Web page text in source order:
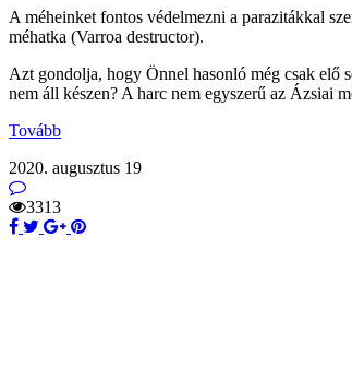
A méheinket fontos védelmezni a parazitákkal
méhatka (Varroa destructor).
Azt gondolja, hogy Önnel hasonló még csak elő
nem áll készen? A harc nem egyszerű az Ázsiai
Tovább
2020. augusztus 19
3313